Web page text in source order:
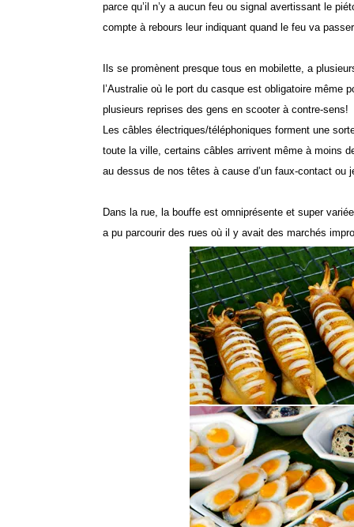
parce qu’il n’y a aucun feu ou signal avertissant le
compte à rebours leur indiquant quand le feu va
Ils se promènent presque tous en mobilette, a
l’Australie où le port du casque est obligatoire même
plusieurs reprises des gens en scooter à contre-sens!
Les câbles électriques/téléphoniques forment une
toute la ville, certains câbles arrivent même à moins
au dessus de nos têtes à cause d’un faux-contact ou
Dans la rue, la bouffe est omniprésente et super
a pu parcourir des rues où il y avait des marchés